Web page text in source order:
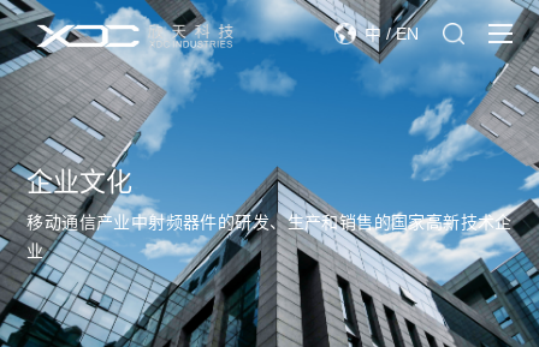
中 /EN
企业文化
移动通信产业中射频器件的研发、生产和销售的国家高新技术企
业